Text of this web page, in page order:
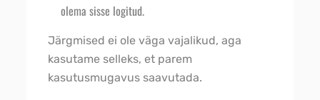
olema sisse logitud.
Järgmised ei ole väga vajalikud, aga
kasutame selleks, et parem
kasutusmugavus saavutada.